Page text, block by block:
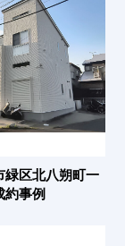
緑区北八朔町一
約事例